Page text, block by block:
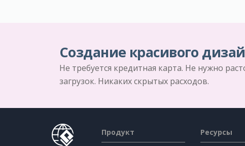
Создание красивого
Не требуется кредитная карта. Не нужно
загрузок. Никаких скрытых расходов.
Продукт Ресурсы